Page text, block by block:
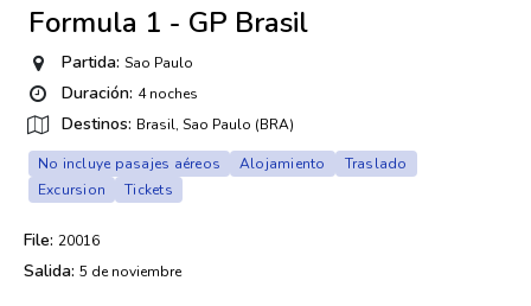
Formula 1 - GP Brasil
Partida: Sao Paulo
Duración: 4 noches
Destinos: Brasil, Sao Paulo (BRA)
No incluye pasajes aéreos Alojamiento
Traslado
Excursion
Tickets
File: 20016
Salida: 5 de noviembre